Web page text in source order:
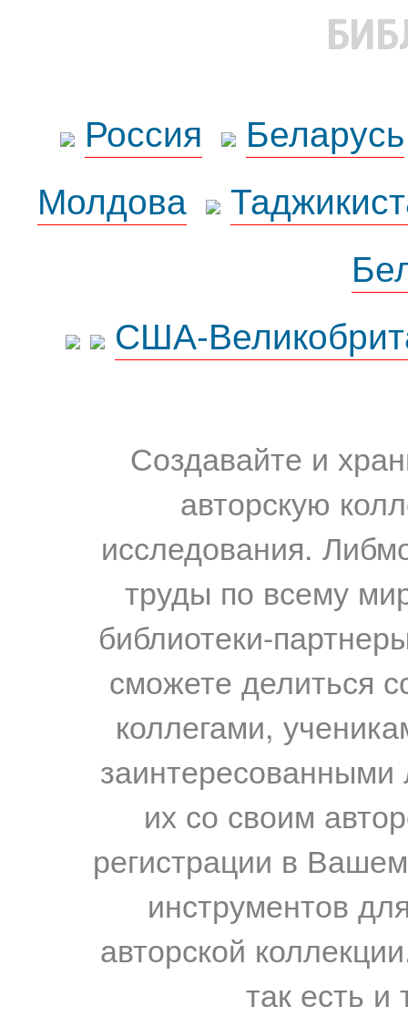
Россия
Беларусь
Молдова
США-
Создавайте и
авторскую
исследования.
труды по всему
библиотеки-
сможете делиться
коллегами,
их со своим
регистрации в
инструментов
авторской
так есть и